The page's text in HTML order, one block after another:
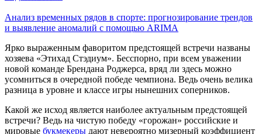
Анализ временных рядов в спорте: прогнозирование трендов
и выявление аномалий с помощью ARIMA
Ярко выраженным фаворитом предстоящей встречи названы
хозяева «Этихад Стэдиум». Бесспорно, при всем уважении
новой команде Брендана Роджерса, вряд ли здесь можно
усомниться в очередной победе чемпиона. Ведь очень велика
разница в уровне и классе игры нынешних соперников.
Какой же исход является наиболее актуальным предстоящей
встречи? Ведь на чистую победу «горожан» российские и
мировые букмекеры дают невероятно мизерный коэффициент